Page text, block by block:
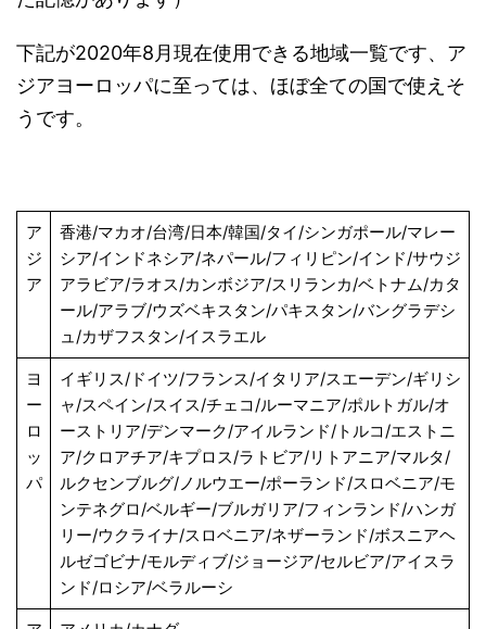
下記が2020年8月現在使用できる地域一覧です、ア
ジアヨーロッパに至っては、ほぼ全ての国で使えそ
うです。
ア
ジ
ア
香港/マカオ/台湾/日本/韓国/タイ/シンガポール/マレー
シア/インドネシア/ネパール/フィリピン/インド/サウジ
アラビア/ラオス/カンボジア/スリランカ/ベトナム/カタ
ール/アラブ/ウズベキスタン/パキスタン/バングラデシ
ュ/カザフスタン/イスラエル
ヨ
ー
ロ
ッ
パ
イギリス/ドイツ/フランス/イタリア/スエーデン/ギリシ
ャ/スペイン/スイス/チェコ/ルーマニア/ポルトガル/オ
ーストリア/デンマーク/アイルランド/トルコ/エストニ
ア/クロアチア/キプロス/ラトビア/リトアニア/マルタ/
ルクセンブルグ/ノルウエー/ポーランド/スロベニア/モ
ンテネグロ/ベルギー/ブルガリア/フィンランド/ハンガ
リー/ウクライナ/スロベニア/ネザーランド/ボスニアヘ
ルゼゴビナ/モルディブ/ジョージア/セルビア/アイスラ
ンド/ロシア/ベラルーシ